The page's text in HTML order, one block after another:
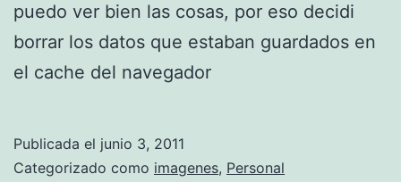
puedo ver bien las cosas, por eso decidi
borrar los datos que estaban guardados en
el cache del navegador
Publicada el junio 3, 2011
Categorizado como imagenes, Personal